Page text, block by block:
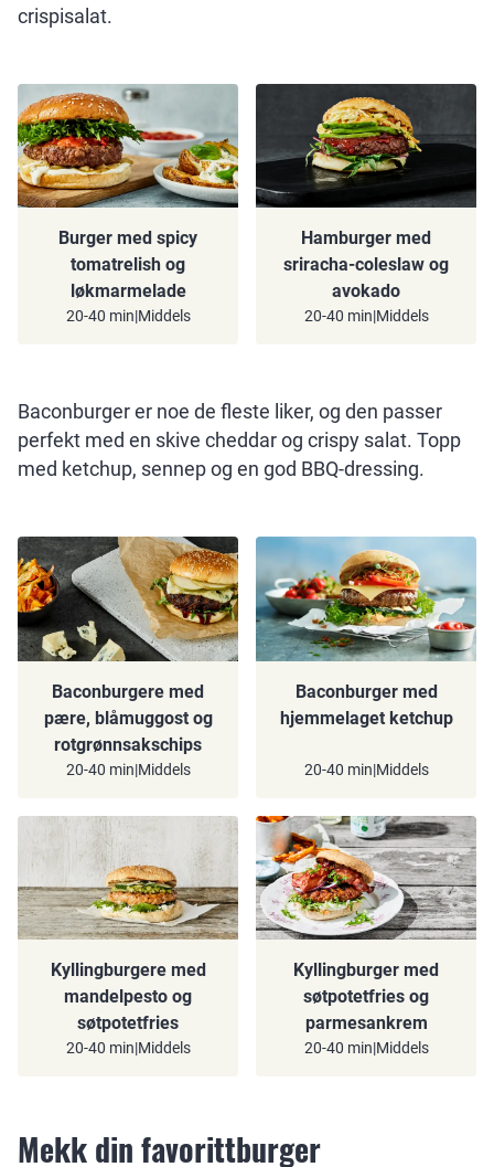
crispisalat.
Burger med spicy
tomatrelish og
løkmarmelade
20-40 min|Middels
Hamburger med
sriracha-coleslaw og
avokado
20-40 min|Middels
Baconburger er noe de fleste liker, og den passer
perfekt med en skive cheddar og crispy salat. Topp
med ketchup, sennep og en god BBQ-dressing.
Baconburgere med
pære, blåmuggost og
rotgrønnsakschips
20-40 min|Middels
Baconburger med
hjemmelaget ketchup
20-40 min|Middels
Kyllingburgere med
mandelpesto og
søtpotetfries
20-40 min|Middels
Kyllingburger med
søtpotetfries og
parmesankrem
20-40 min|Middels
Mekk din favorittburger